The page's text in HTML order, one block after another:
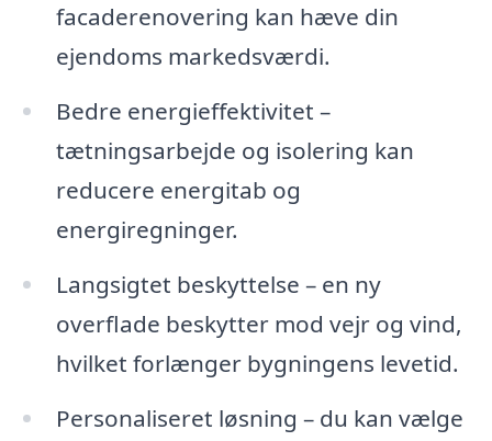
facaderenovering kan hæve din
ejendoms markedsværdi.
Bedre energieffektivitet –
tætningsarbejde og isolering kan
reducere energitab og
energiregninger.
Langsigtet beskyttelse – en ny
overflade beskytter mod vejr og vind,
hvilket forlænger bygningens levetid.
Personaliseret løsning – du kan vælge